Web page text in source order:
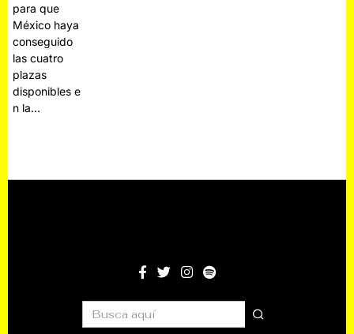
para que
México haya
conseguido
las cuatro
plazas
disponibles e
n la…